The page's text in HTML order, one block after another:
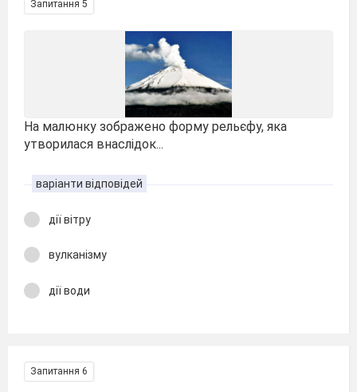
Запитання 5
На малюнку зображено форму рельєфу, яка
утворилася внаслідок...
варіанти відповідей
дії вітру
вулканізму
дії води
Запитання 6